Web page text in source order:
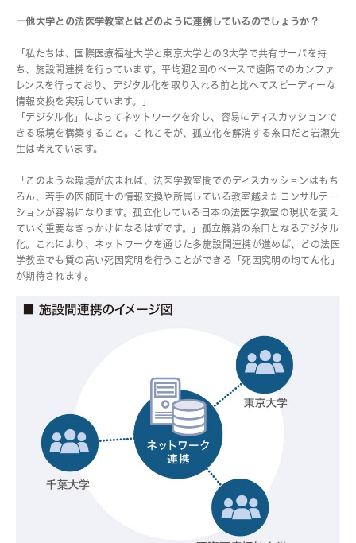
－他大学との法医学教室とはどのように連携しているのでしょうか？
「私たちは、国際医療福祉大学と東京大学との3大学で共有サーバを持
ち、施設間連携を行っています。平均週2回のペースで遠隔でのカンファ
レンスを行っており、デジタル化を取り入れる前と比べてスピーディーな
情報交換を実現しています。」
「デジタル化」によってネットワークを介し、容易にディスカッションで
きる環境を構築すること。これこそが、孤立化を解消する糸口だと岩瀬先
生は考えています。
「このような環境が広まれば、法医学教室間でのディスカッションはもち
ろん、若手の医師同士の情報交換や所属している教室越えたコンサルテー
ションが容易になります。孤立化している日本の法医学教室の現状を変え
ていく重要なきっかけになるはずです。」孤立解消の糸口となるデジタル
化。これにより、ネットワークを通じた多施設間連携が進めば、どの法医
学教室でも質の高い死因究明を行うことができる「死因究明の均てん化」
が期待されます。